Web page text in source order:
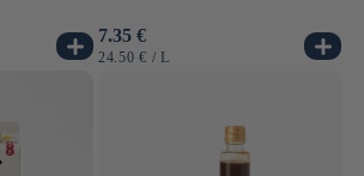
Normale
prijs
7.35 €
EENHEIDSPRIJS
24.50 € / PER
L